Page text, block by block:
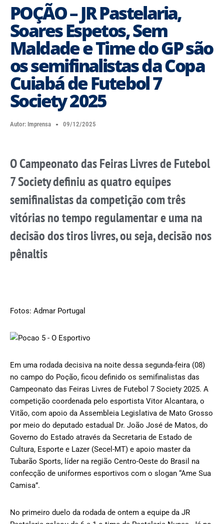
POÇÃO – JR Pastelaria,
Soares Espetos, Sem
Maldade e Time do GP são
os semifinalistas da Copa
Cuiabá de Futebol 7
Society 2025
Autor: Imprensa 09/12/2025
O Campeonato das Feiras Livres de Futebol
7 Society definiu as quatro equipes
semifinalistas da competição com três
vitórias no tempo regulamentar e uma na
decisão dos tiros livres, ou seja, decisão nos
pênaltis
Fotos: Admar Portugal
Em uma rodada decisiva na noite dessa segunda-feira (08)
no campo do Poção, ficou definido os semifinalistas das
Campeonato das Feiras Livres de Futebol 7 Society 2025. A
competição coordenada pelo esportista Vitor Alcantara, o
Vitão, com apoio da Assembleia Legislativa de Mato Grosso
por meio do deputado estadual Dr. João José de Matos, do
Governo do Estado através da Secretaria de Estado de
Cultura, Esporte e Lazer (Secel-MT) e apoio master da
Tubarão Sports, líder na região Centro-Oeste do Brasil na
confecção de uniformes esportivos com o slogan “Ame Sua
Camisa”.
No primeiro duelo da rodada de ontem a equipe da JR